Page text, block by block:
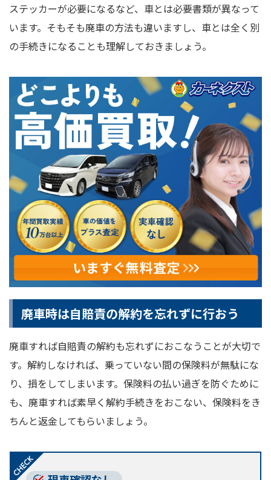
ステッカーが必要になるなど、車とは必要書類が異なって
います。そもそも廃車の方法も違いますし、車とは全く別
の手続きになることも理解しておきましょう。
廃車時は自賠責の解約を忘れずに行おう
廃車すれば自賠責の解約も忘れずにおこなうことが大切で
す。解約しなければ、乗っていない間の保険料が無駄にな
り、損をしてしまいます。保険料の払い過ぎを防ぐために
も、廃車すれば素早く解約手続きをおこない、保険料をき
ちんと返金してもらいましょう。